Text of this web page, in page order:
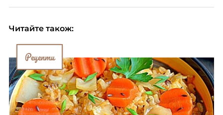
Читайте також:
Рецепти